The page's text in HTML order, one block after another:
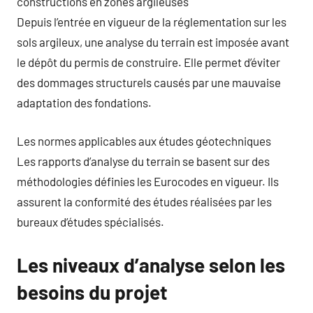
Depuis l’entrée en vigueur de la réglementation sur les
sols argileux, une analyse du terrain est imposée avant
le dépôt du permis de construire. Elle permet d’éviter
des dommages structurels causés par une mauvaise
adaptation des fondations.
Les normes applicables aux études géotechniques
Les rapports d’analyse du terrain se basent sur des
méthodologies définies les Eurocodes en vigueur. Ils
assurent la conformité des études réalisées par les
bureaux d’études spécialisés.
Les niveaux d’analyse selon les
besoins du projet